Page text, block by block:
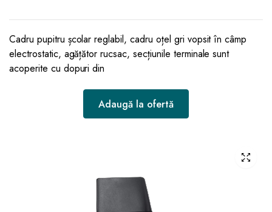
Cadru pupitru școlar reglabil, cadru oțel gri vopsit în câmp
electrostatic, agățător rucsac, secțiunile terminale sunt
acoperite cu dopuri din
Adaugă la ofertă